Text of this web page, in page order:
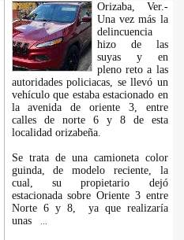
Orizaba, Ver.-
Una vez más la
delincuencia
hizo de las
suyas y en
pleno reto a las
autoridades policiacas, se llevó un
vehículo que estaba estacionado en
la avenida de oriente 3, entre
calles de norte 6 y 8 de esta
localidad orizabeña.
Se trata de una camioneta color
guinda, de modelo reciente, la
cual, su propietario dejó
estacionada sobre Oriente 3 entre
Norte 6 y 8, ya que realizaría
unas